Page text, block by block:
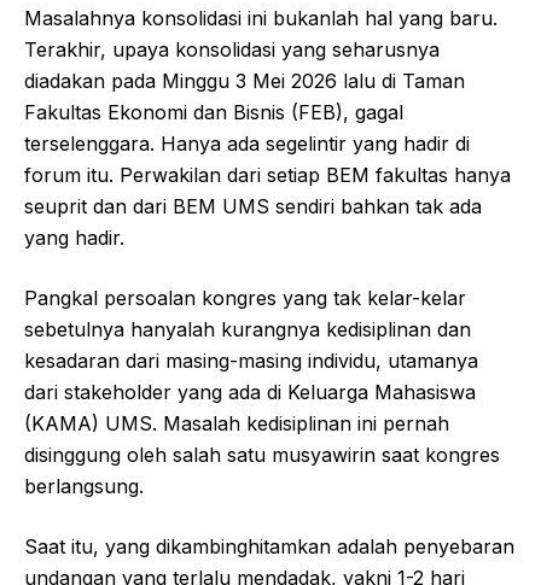
Masalahnya konsolidasi ini bukanlah hal yang baru.
Terakhir, upaya konsolidasi yang seharusnya
diadakan pada Minggu 3 Mei 2026 lalu di Taman
Fakultas Ekonomi dan Bisnis (FEB), gagal
terselenggara. Hanya ada segelintir yang hadir di
forum itu. Perwakilan dari setiap BEM fakultas hanya
seuprit dan dari BEM UMS sendiri bahkan tak ada
yang hadir.
Pangkal persoalan kongres yang tak kelar-kelar
sebetulnya hanyalah kurangnya kedisiplinan dan
kesadaran dari masing-masing individu, utamanya
dari stakeholder yang ada di Keluarga Mahasiswa
(KAMA) UMS. Masalah kedisiplinan ini pernah
disinggung oleh salah satu musyawirin saat kongres
berlangsung.
Saat itu, yang dikambinghitamkan adalah penyebaran
undangan yang terlalu mendadak, yakni 1-2 hari